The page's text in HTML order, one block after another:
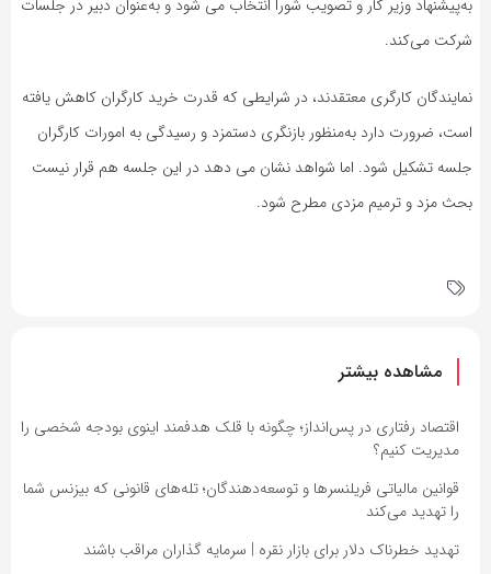
به‌پیشنهاد وزیر کار و تصویب شورا انتخاب می شود و به‌عنوان دبیر در جلسات
شرکت می‌کند.
نمایندگان کارگری معتقدند، در شرایطی که قدرت خرید کارگران کاهش یافته
است، ضرورت دارد به‌منظور بازنگری دستمزد و رسیدگی به امورات کارگران
جلسه تشکیل شود. اما شواهد نشان می دهد در این جلسه هم قرار نیست
بحث مزد و ترمیم مزدی مطرح شود.
مشاهده بیشتر
اقتصاد رفتاری در پس‌انداز؛ چگونه با قلک هدفمند اینوی بودجه شخصی را
مدیریت کنیم؟
قوانین مالیاتی فریلنسرها و توسعه‌دهندگان؛ تله‌های قانونی که بیزنس شما
را تهدید می‌کند
تهدید خطرناک دلار برای بازار نقره | سرمایه گذاران مراقب باشند